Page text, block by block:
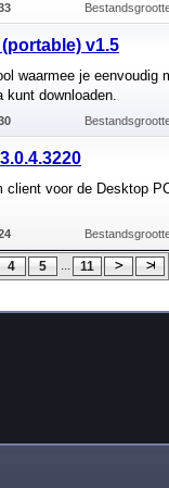
v1.5
waarmee je eenvoudig
kunt downloaden.
voor de Desktop
4 5 ... 11